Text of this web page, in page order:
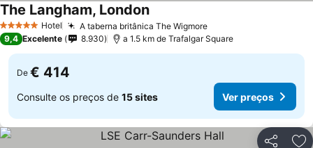
5 Estrelas Hotel A taberna britânica The WigmoreVer preços
The Langham, LondonVer preços
9,4 Excelente 8.930 a 1.5 km de Trafalgar Square
De € 414
Consulte os preços de 15 sites Ver preços